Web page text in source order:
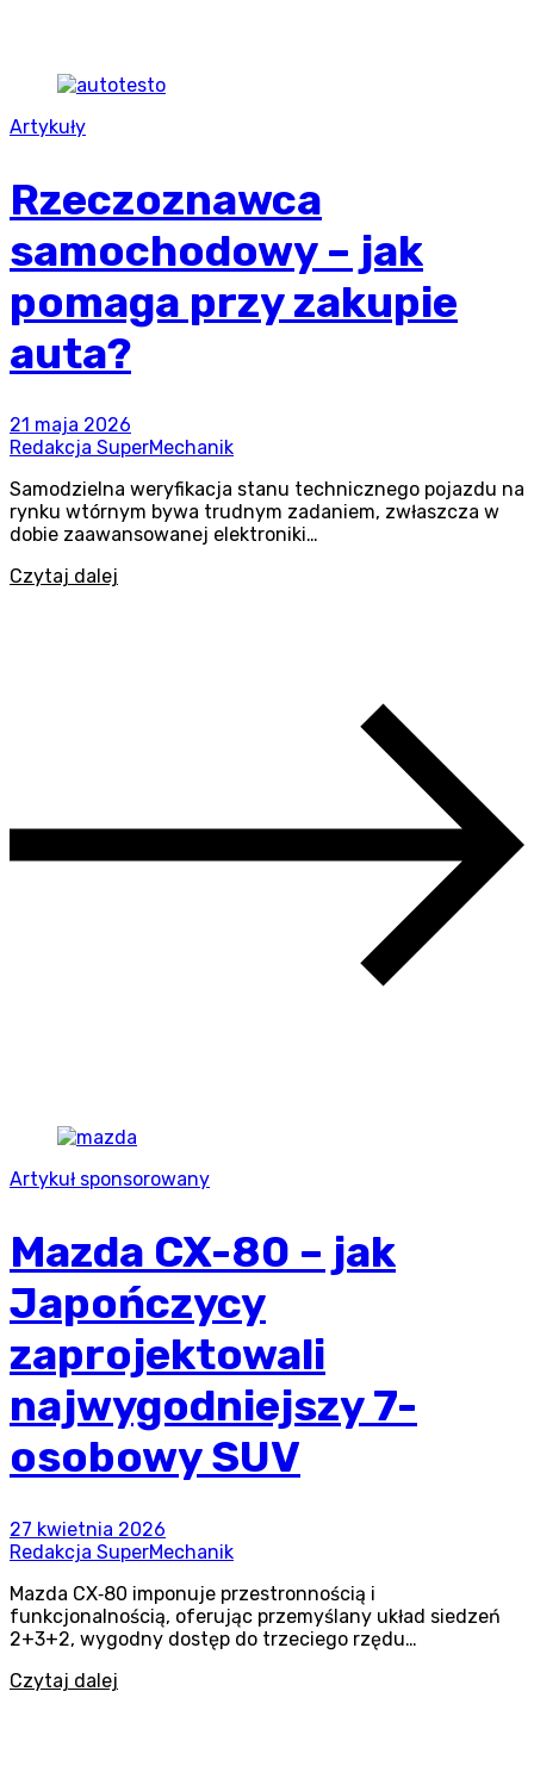
Artykuły
Rzeczoznawca
samochodowy – jak
pomaga przy zakupie
auta?
21 maja 2026
Redakcja SuperMechanik
Samodzielna weryfikacja stanu technicznego pojazdu na
rynku wtórnym bywa trudnym zadaniem, zwłaszcza w
dobie zaawansowanej elektroniki…
Czytaj dalej
Artykuł sponsorowany
Mazda CX-80 – jak
Japończycy
zaprojektowali
najwygodniejszy 7-
osobowy SUV
27 kwietnia 2026
Redakcja SuperMechanik
Mazda CX‑80 imponuje przestronnością i
funkcjonalnością, oferując przemyślany układ siedzeń
2+3+2, wygodny dostęp do trzeciego rzędu…
Czytaj dalej